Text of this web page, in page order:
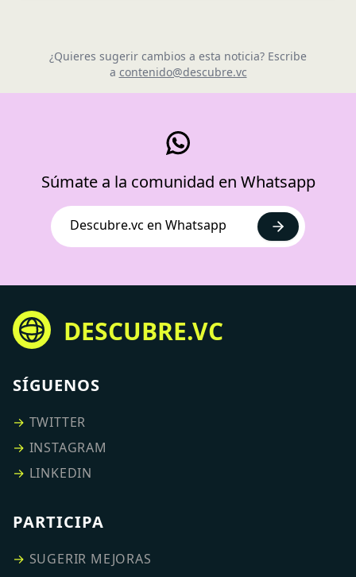
¿Quieres sugerir cambios a esta noticia? Escribe
a contenido@descubre.vc
Súmate a la comunidad en Whatsapp
Descubre.vc en Whatsapp
DESCUBRE.VC
SÍGUENOS
→ TWITTER
→ INSTAGRAM
→ LINKEDIN
PARTICIPA
→ SUGERIR MEJORAS